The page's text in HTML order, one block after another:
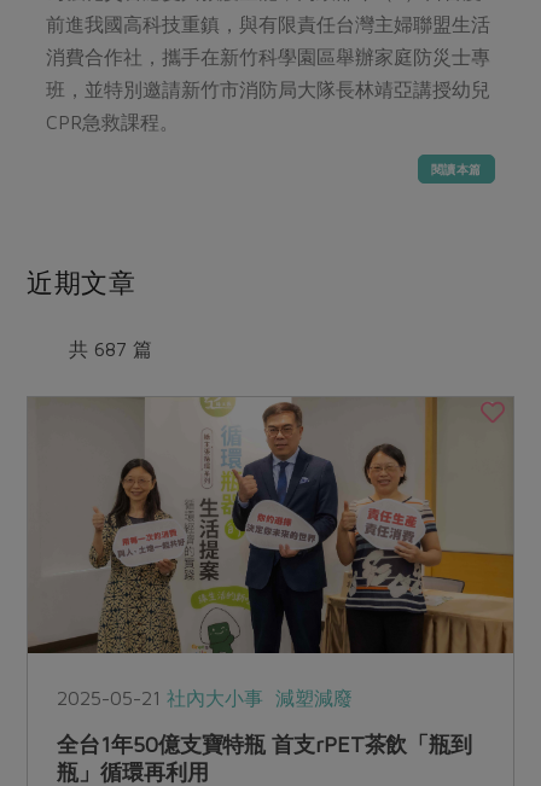
休閒零嘴 沖泡飲品
保健食品
居家好物
日用品
素食專區
樂齡友善
漬物
涼拌沙拉
飲品
年菜食譜
養身食補
高麗菜海鮮煎餅
議題活動
主婦聯盟X樂齡網特約優惠案
廢核運動 能源議題
減添加物 減塑減廢
公益金
綠主張月刊
典藏閱覽室
硝酸鹽檢驗
社員權益
媒體報導
下載專區
社務會議 地區活動
活動報下載
前進我國高科技重鎮，與有限責任台灣主婦聯盟生活
消費合作社，攜手在新竹科學園區舉辦家庭防災士專
班，並特別邀請新竹市消防局大隊長林靖亞講授幼兒
CPR急救課程。
閱讀本篇
近期文章
共 687 篇
2025-05-21社內大小事 減塑減廢
全台1年50億支寶特瓶 首支rPET茶飲「瓶到
瓶」循環再利用